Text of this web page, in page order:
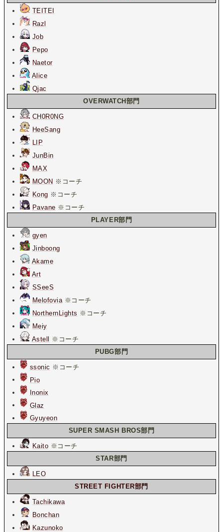
TEITEI
Razl
Job
Pepo
Naetor
Alice
Qjac
OVERWATCH部門
CH0R0NG
HeeSang
LIP
JunBin
MAX
MOON ※コーチ
Kong ※コーチ
Pavane ※コーチ
PLAYER部門
gyen
Jinboong
Akame
Art
SSeeS
Melofovia※コーチ
NorthernLights ※コーチ
Meiy
Astell
※コーチ
PUBG部門
ssonic ※コーチ
Pio
Inonix
Glaz
Gyuyeon
SUPER SMASH BROS部門
Kaito ※コーチ
STAR部門
LEO
STREET FIGHTER部門
Tachikawa
Bonchan
Kazunoko